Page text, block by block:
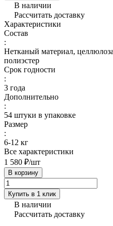
В наличии
Рассчитать доставку
Характеристики
Состав
:
Нетканый материал,
полиэстер
Срок годности
:
3 года
Дополнительно
:
54 штуки в упаковке
Размер
:
6-12 кг
Все характеристики
1 580 ₽/шт
В корзину
Купить в 1 клик
В наличии
Рассчитать доставку